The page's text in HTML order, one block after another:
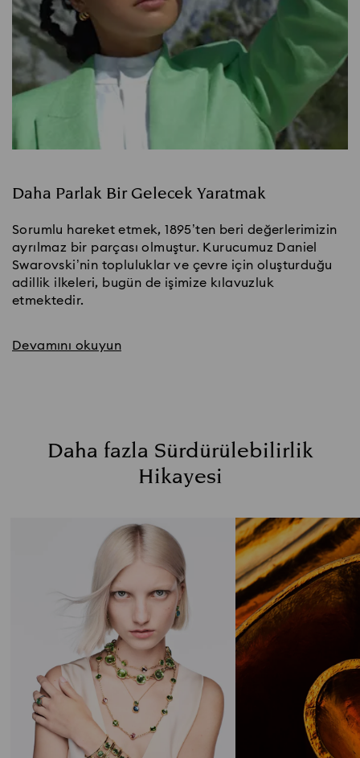
Daha Parlak Bir Gelecek Yaratmak
Sorumlu hareket etmek, 1895’ten beri değerlerimizin
ayrılmaz bir parçası olmuştur. Kurucumuz Daniel
Swarovski’nin topluluklar ve çevre için oluşturduğu
adillik ilkeleri, bugün de işimize kılavuzluk
etmektedir.
Devamını okuyun
Daha fazla Sürdürülebilirlik
Hikayesi